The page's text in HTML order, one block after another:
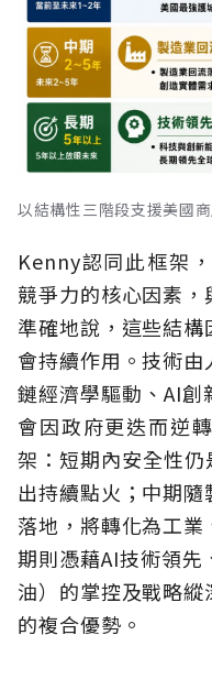
以結構性三階段支援美國
Kenny認同此框架
競爭力的核心因素
準確地說，這些結
會持續作用。技術
鏈經濟學驅動、AI
會因政府更迭而逆
架：短期內安全性
出持續點火；中期
落地，將轉化為工
期則憑藉AI技術領
油）的掌控及戰略
的複合優勢。